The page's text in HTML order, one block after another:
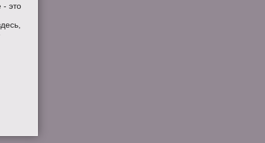
- это